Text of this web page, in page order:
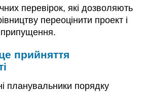
перевірок, які дозволяють
переоцінити проект і
припущення.
прийняття
планувальники порядку